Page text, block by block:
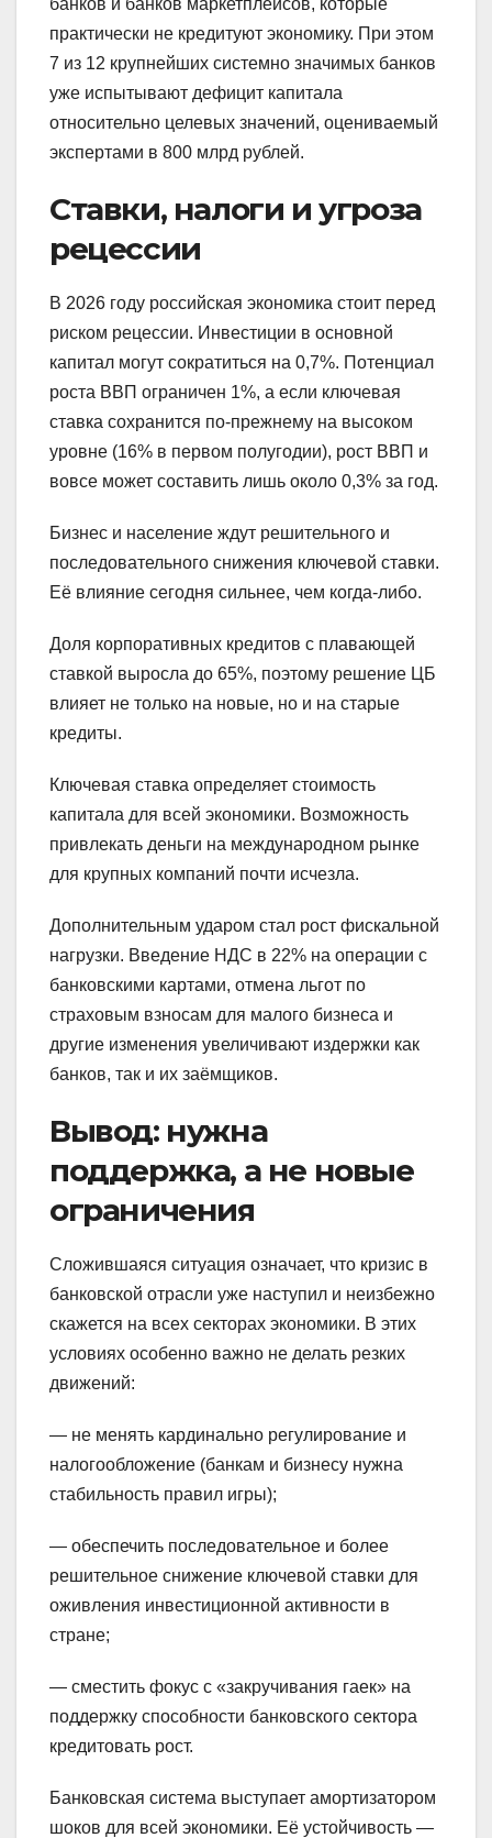
практически не кредитуют экономику. При этом
7 из 12 крупнейших системно значимых банков
уже испытывают дефицит капитала
относительно целевых значений, оцениваемый
экспертами в 800 млрд рублей.
Ставки, налоги и угроза
рецессии
В 2026 году российская экономика стоит перед
риском рецессии. Инвестиции в основной
капитал могут сократиться на 0,7%. Потенциал
роста ВВП ограничен 1%, а если ключевая
ставка сохранится по-прежнему на высоком
уровне (16% в первом полугодии), рост ВВП и
вовсе может составить лишь около 0,3% за год.
Бизнес и население ждут решительного и
последовательного снижения ключевой ставки.
Её влияние сегодня сильнее, чем когда-либо.
Доля корпоративных кредитов с плавающей
ставкой выросла до 65%, поэтому решение ЦБ
влияет не только на новые, но и на старые
кредиты.
Ключевая ставка определяет стоимость
капитала для всей экономики. Возможность
привлекать деньги на международном рынке
для крупных компаний почти исчезла.
Дополнительным ударом стал рост фискальной
нагрузки. Введение НДС в 22% на операции с
банковскими картами, отмена льгот по
страховым взносам для малого бизнеса и
другие изменения увеличивают издержки как
банков, так и их заёмщиков.
Вывод: нужна
поддержка, а не новые
ограничения
Сложившаяся ситуация означает, что кризис в
банковской отрасли уже наступил и неизбежно
скажется на всех секторах экономики. В этих
условиях особенно важно не делать резких
движений:
— не менять кардинально регулирование и
налогообложение (банкам и бизнесу нужна
стабильность правил игры);
— обеспечить последовательное и более
решительное снижение ключевой ставки для
оживления инвестиционной активности в
стране;
— сместить фокус с «закручивания гаек» на
поддержку способности банковского сектора
кредитовать рост.
Банковская система выступает амортизатором
шоков для всей экономики. Её устойчивость —